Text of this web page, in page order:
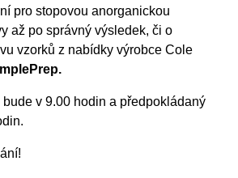
pro stopovou anorganickou
až po správný výsledek, či o
vzorků z nabídky výrobce Cole
v 9.00 hodin a předpokládaný